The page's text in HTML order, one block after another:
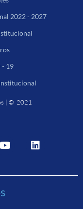
2022 - 2027
- 19
| © 2021